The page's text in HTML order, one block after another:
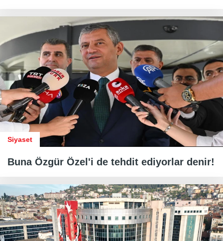
Siyaset
Buna Özgür Özel'i de tehdit ediyorlar denir!